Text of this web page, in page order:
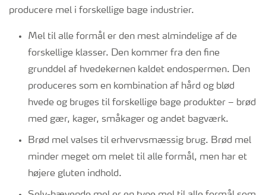
producere mel i forskellige bage industrier.
Mel til alle formål er den mest almindelige af de
forskellige klasser. Den kommer fra den fine
grunddel af hvedekernen kaldet endospermen. Den
produceres som en kombination af hård og blød
hvede og bruges til forskellige bage produkter – brød
med gær, kager, småkager og andet bagværk.
Brød mel valses til erhvervsmæssig brug. Brød mel
minder meget om melet til alle formål, men har et
højere gluten indhold.